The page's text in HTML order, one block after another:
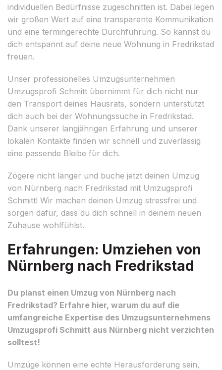
individuellen Bedürfnisse zugeschnitten ist. Dabei legen
wir großen Wert auf eine transparente Kommunikation
und eine termingerechte Durchführung. So kannst du
dich entspannt auf deine neue Wohnung in Fredrikstad
freuen.
Unser professionelles Umzugsunternehmen
Umzugsprofi Schmitt übernimmt für dich nicht nur
den Transport deines Hausrats, sondern unterstützt
dich auch bei der Wohnungssuche in Fredrikstad.
Dank unserer langjährigen Erfahrung und unserer
lokalen Kontakte finden wir schnell und zuverlässig
eine passende Bleibe für dich.
Zögere nicht länger und buche jetzt deinen Umzug
von Nürnberg nach Fredrikstad mit Umzugsprofi
Schmitt! Wir machen deinen Umzug stressfrei und
sorgen dafür, dass du dich schnell in deinem neuen
Zuhause wohlfühlst.
Erfahrungen: Umziehen von
Nürnberg nach Fredrikstad
Du planst einen Umzug von Nürnberg nach
Fredrikstad? Erfahre hier, warum du auf die
umfangreiche Expertise des Umzugsunternehmens
Umzugsprofi Schmitt aus Nürnberg nicht verzichten
solltest!
Umzüge können eine echte Herausforderung sein,